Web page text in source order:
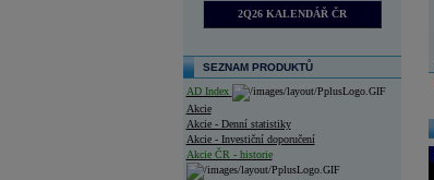
2Q26 KALENDÁŘ ČR
SEZNAM PRODUKTŮ
AD Index
Akcie
Akcie - Denní statistiky
Akcie - Investiční doporučení
Akcie ČR - historie